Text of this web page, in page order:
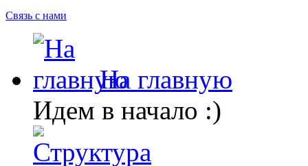
Связь с нами
На главную
Идем в начало :)